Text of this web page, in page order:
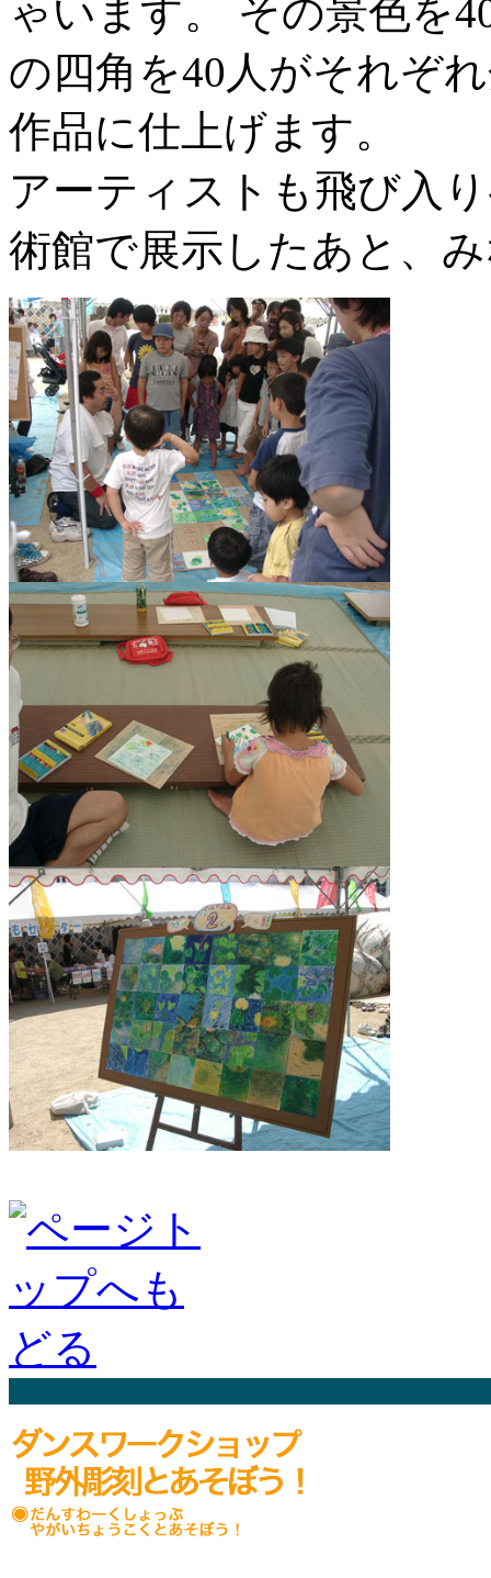
ゃいます。 その景色を
の四角を40人がそれぞ
作品に仕上げます。
アーティストも飛び入
術館で展示したあと、